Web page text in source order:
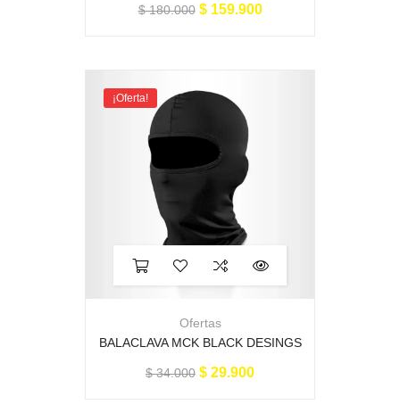
$180.000 $159.900
¡Oferta!
Ofertas
BALACLAVA MCK BLACK DESINGS
$34.000 $ 29.900